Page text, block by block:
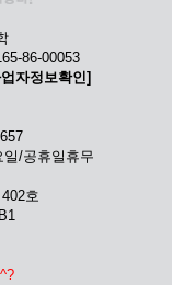
86-00053
자정보확인]
/공휴일휴무
호